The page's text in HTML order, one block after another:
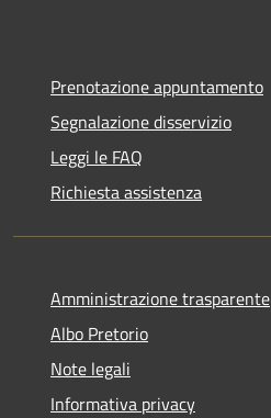
Prenotazione appuntamento
Segnalazione disservizio
Leggi le FAQ
Richiesta assistenza
Amministrazione trasparente
Albo Pretorio
Note legali
Informativa privacy